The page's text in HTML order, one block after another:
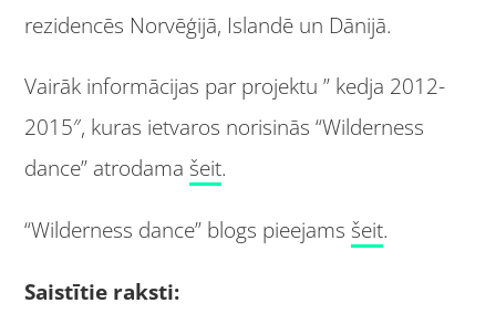
rezidencēs Norvēģijā, Islandē un Dānijā.
Vairāk informācijas par projektu ” kedja 2012-
2015″, kuras ietvaros norisinās “Wilderness
dance” atrodama šeit.
“Wilderness dance” blogs pieejams šeit.
Saistītie raksti: